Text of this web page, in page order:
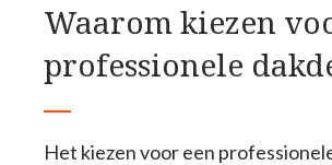
Waarom kiezen
professionele
Het kiezen voor een